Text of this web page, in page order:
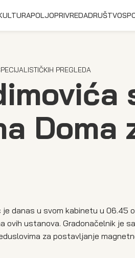
POLJOPRIVREDADRUŠTVO
PREGLEDA
Doma
danas u svom kabinetu u 06.45
ovih ustanova. Gradonačelnik je
za postavljanje